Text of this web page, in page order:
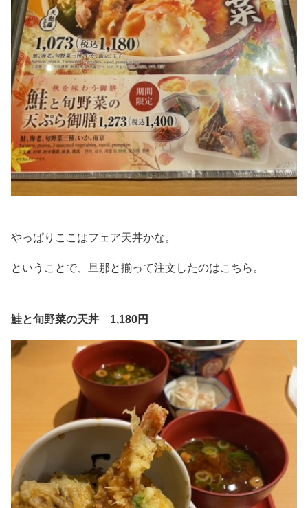
やっぱりここはフェア天丼かな。
ということで、旦那と揃って注文したのはこちら。
鮭と旬野菜の天丼 1,180円